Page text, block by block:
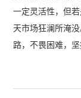
一定灵活性，但
天市场狂澜所淹
路，不畏困难，